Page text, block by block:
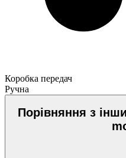
Коробка передач
Ручна
Порівняння з